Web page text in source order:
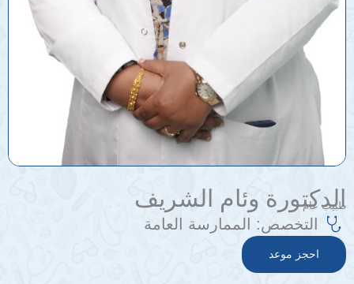
الدكتورة وئام الشريف
طبيب عام
التخصص: الممارسة العامة
احجز موعد